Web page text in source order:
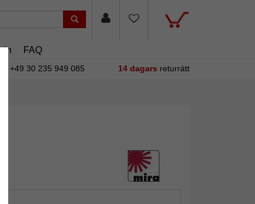
FAQ
+49 30 235 949 085 14 dagars returrätt